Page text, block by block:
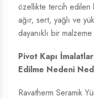
özellikte tercih edilen
ağır, sert, yağlı ve
dayanıklı bir
Pivot Kapı
Edilme Nedeni
Ravatherm Seramik